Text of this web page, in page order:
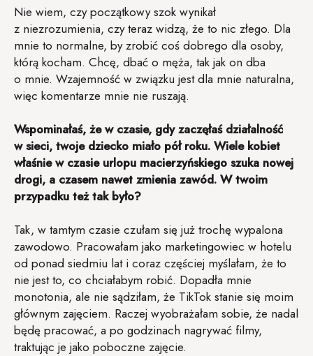
Nie wiem, czy początkowy szok wynikał
z niezrozumienia, czy teraz widzą, że to nic złego. Dla
mnie to normalne, by zrobić coś dobrego dla osoby,
którą kocham. Chcę, dbać o męża, tak jak on dba
o mnie. Wzajemność w związku jest dla mnie naturalna,
więc komentarze mnie nie ruszają.
Wspominałaś, że w czasie, gdy zaczęłaś działalność
w sieci, twoje dziecko miało pół roku. Wiele kobiet
właśnie w czasie urlopu macierzyńskiego szuka nowej
drogi, a czasem nawet zmienia zawód. W twoim
przypadku też tak było?
Tak, w tamtym czasie czułam się już trochę wypalona
zawodowo. Pracowałam jako marketingowiec w hotelu
od ponad siedmiu lat i coraz częściej myślałam, że to
nie jest to, co chciałabym robić. Dopadła mnie
monotonia, ale nie sądziłam, że TikTok stanie się moim
głównym zajęciem. Raczej wyobrażałam sobie, że nadal
będę pracować, a po godzinach nagrywać filmy,
traktując je jako poboczne zajęcie.